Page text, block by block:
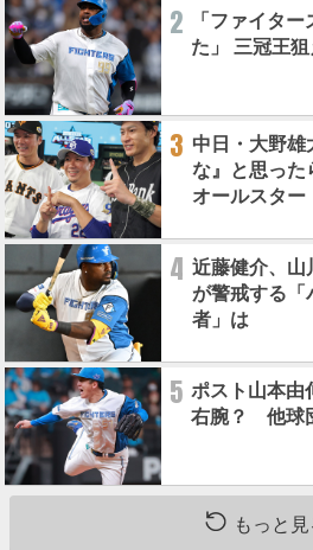
2
「ファイタ
た」 三冠王
3 中日・大野雄
な』と思った
オールスター
4 近藤健介、
が警戒する「
者」は
5 ポスト山本由
右腕？ 他球
もっと見